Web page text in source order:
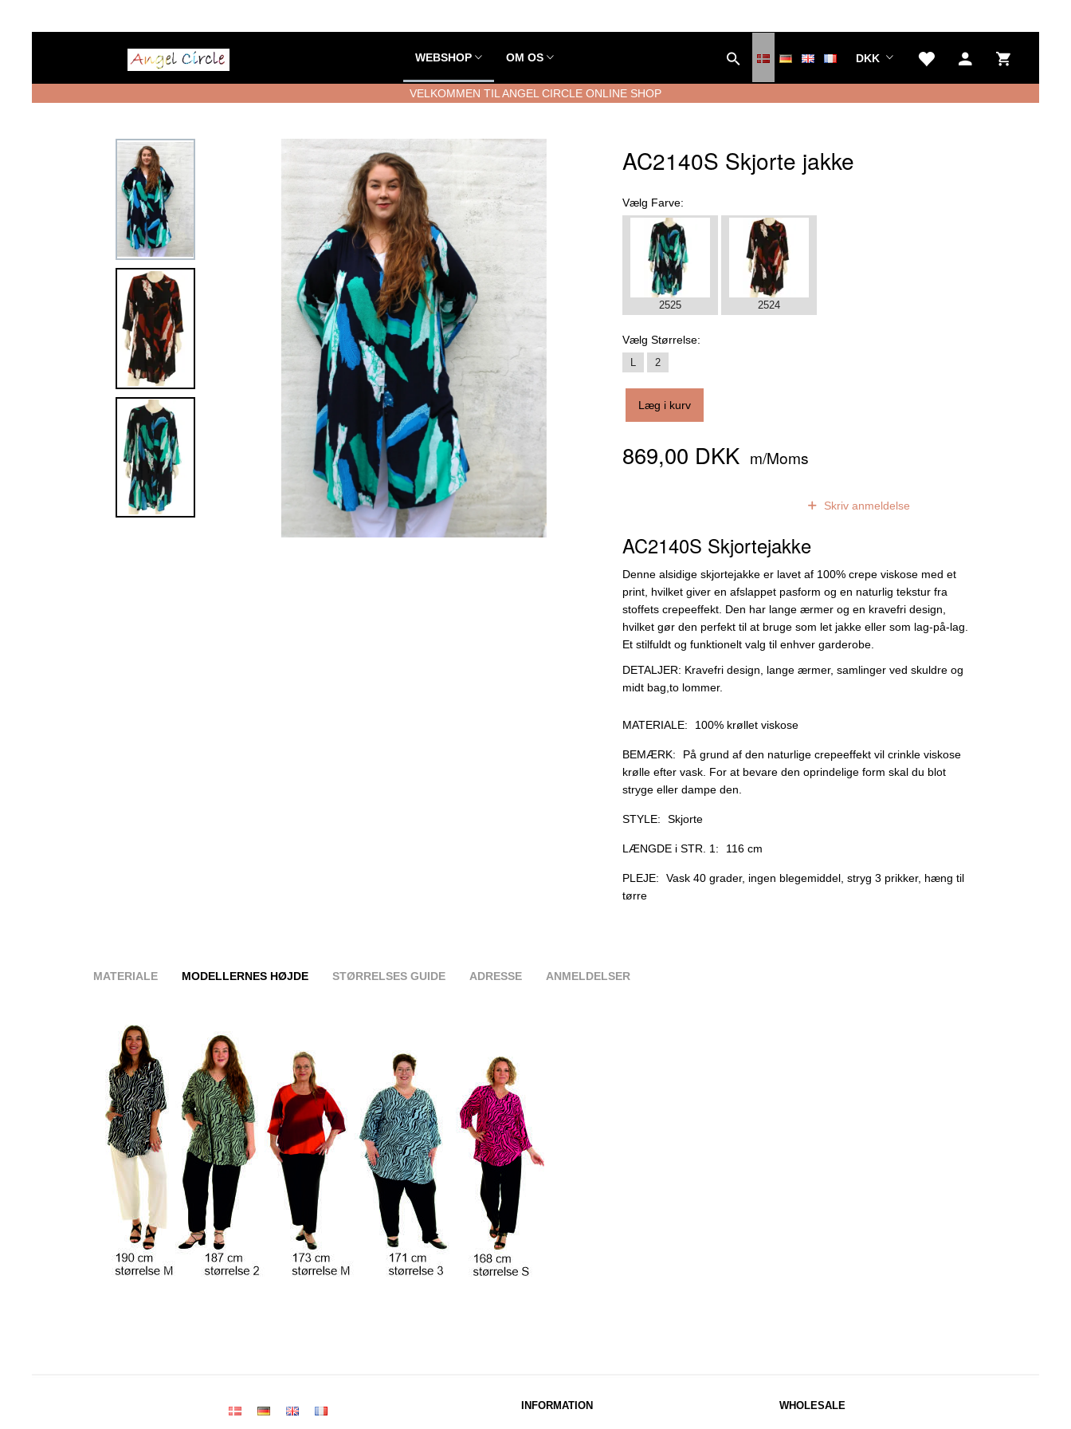
WEBSHOP OM OS DKK
VELKOMMEN TIL ANGEL CIRCLE ONLINE SHOP
AC2140S Skjorte jakke
Vælg Farve:
2525 2524
Vælg Størrelse:
L 2
Læg i kurv
869,00 DKK m/Moms
Skriv anmeldelse
AC2140S Skjortejakke
Denne alsidige skjortejakke er lavet af 100% crepe viskose med et
print, hvilket giver en afslappet pasform og en naturlig tekstur fra
stoffets crepeeffekt. Den har lange ærmer og en kravefri design,
hvilket gør den perfekt til at bruge som let jakke eller som lag-på-lag.
Et stilfuldt og funktionelt valg til enhver garderobe.
DETALJER: Kravefri design, lange ærmer, samlinger ved skuldre og
midt bag,to lommer.
MATERIALE: 100% krøllet viskose
BEMÆRK:
På grund af den naturlige crepeeffekt vil crinkle viskose
krølle efter vask. For at bevare den oprindelige form skal du blot
stryge eller dampe den.
STYLE: Skjorte
LÆNGDE i STR. 1: 116 cm
PLEJE:
Vask 40 grader, ingen blegemiddel, stryg 3 prikker, hæng til
tørre
MATERIALE MODELLERNES HØJDE STØRRELSES GUIDE ADRESSE ANMELDELSER
INFORMATION WHOLESALE